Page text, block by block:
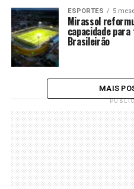
ESPORTES 5
Mirassol
capacidade
Brasileirão
MAIS